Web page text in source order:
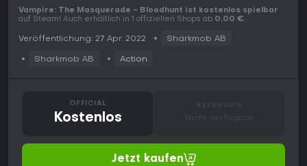
Vampire: The Masquerade - Bloodhunt ist kostenlos spielbar
auf Steam! Auch erhältlich in 1 offiziellen Shops ab 0,00 €.
Veröffentlichung: 27 Apr. 2022 Sharkmob AB
Sharkmob AB Action
OFFICIAL
Kostenlos Nicht verfügbar
Jetzt kaufen